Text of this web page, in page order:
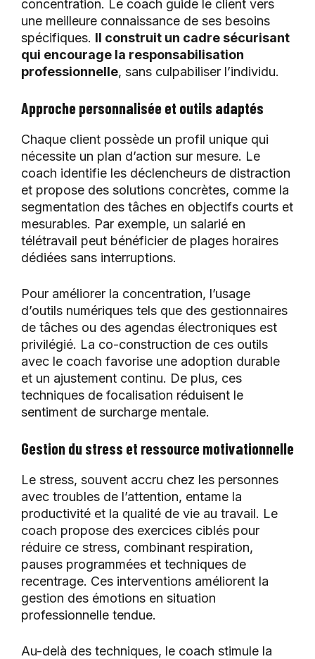
concentration. Le coach guide le client vers
une meilleure connaissance de ses besoins
spécifiques. Il construit un cadre sécurisant
qui encourage la responsabilisation
professionnelle, sans culpabiliser l’individu.
Approche personnalisée et outils adaptés
Chaque client possède un profil unique qui
nécessite un plan d’action sur mesure. Le
coach identifie les déclencheurs de distraction
et propose des solutions concrètes, comme la
segmentation des tâches en objectifs courts et
mesurables. Par exemple, un salarié en
télétravail peut bénéficier de plages horaires
dédiées sans interruptions.
Pour améliorer la concentration, l’usage
d’outils numériques tels que des gestionnaires
de tâches ou des agendas électroniques est
privilégié. La co-construction de ces outils
avec le coach favorise une adoption durable
et un ajustement continu. De plus, ces
techniques de focalisation réduisent le
sentiment de surcharge mentale.
Gestion du stress et ressource motivationnelle
Le stress, souvent accru chez les personnes
avec troubles de l’attention, entame la
productivité et la qualité de vie au travail. Le
coach propose des exercices ciblés pour
réduire ce stress, combinant respiration,
pauses programmées et techniques de
recentrage. Ces interventions améliorent la
gestion des émotions en situation
professionnelle tendue.
Au-delà des techniques, le coach stimule la